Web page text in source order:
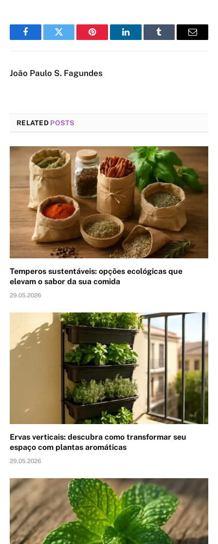
FacebookTwitter Pinterest LinkedInTumblr Email
João Paulo S. Fagundes
RELATED POSTS
Temperos sustentáveis: opções ecológicas que
elevam o sabor da sua comida
29.05.2026
Ervas verticais: descubra como transformar seu
espaço com plantas aromáticas
29.05.2026